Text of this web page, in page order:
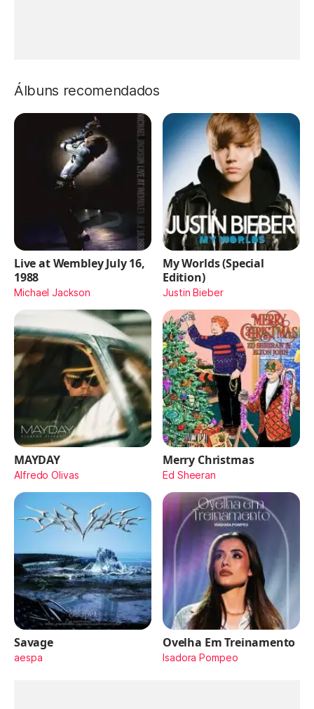
Álbuns recomendados
Live at Wembley July 16,
1988
Michael Jackson
My Worlds (Special
Edition)
Justin Bieber
MAYDAY
Alfredo Olivas
Merry Christmas
Ed Sheeran
Savage
aespa
Ovelha Em Treinamento
Isadora Pompeo